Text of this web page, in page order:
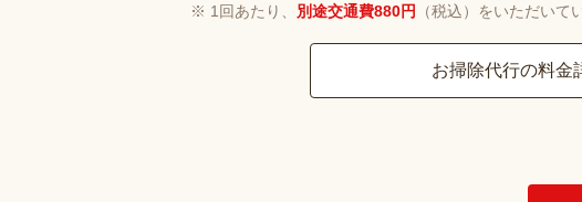
1回あたり、 別途交通費880円 （税込）をいただいて
お掃除代行の料金